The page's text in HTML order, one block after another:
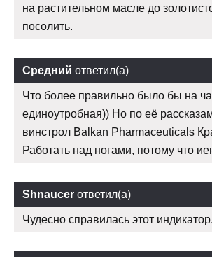
на растительном масле до
посолить.
Средний ответил(а)
Что более правильно было бы на
единоутробная)) Но по её
винстрол Balkan Pharmaceuticals
Работать над ногами, потому что
Shnaucer ответил(а)
Чудесно справилась этот индикатор.